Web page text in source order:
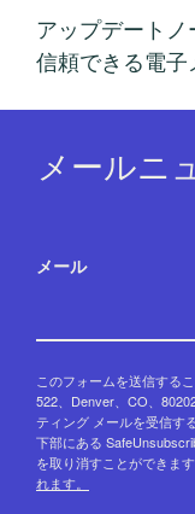
アップデート
信頼できる電子
メールニ
メール
このフォームを送信する
522、Denver、CO、
ティング メールを受信す
下部にある
を取り消すことができます
れます。